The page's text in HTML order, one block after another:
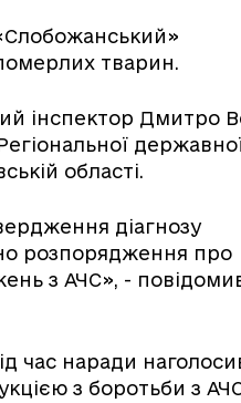
тварин.
інспектор Дмитро
області.
діагнозу
розпорядження про
з АЧС», -
час наради
з боротьби з